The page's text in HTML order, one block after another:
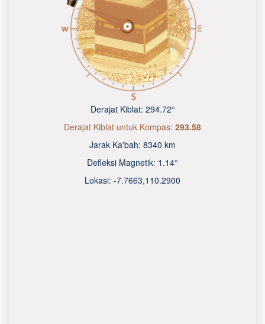
Derajat Kiblat: 294.72°
Derajat Kiblat untuk Kompas: 293.58
Jarak Ka'bah: 8340 km
Defleksi Magnetik: 1.14°
Lokasi: -7.7663,110.2900